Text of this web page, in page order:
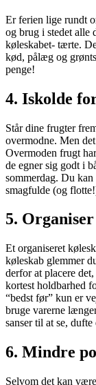
Er ferien lige rundt
og brug i stedet alle
køleskabet- tærte.
kød, pålæg og
penge!
4. Iskolde
Står dine frugter
overmodne. Men
Overmoden frugt
de egner sig godt i
sommerdag. Du
smagfulde (og
5.
Et organiseret
køleskab glemmer
derfor at placere
kortest holdbarhed
“bedst før” kun er
bruge varerne
sanser til at se,
6. Mindre
Selvom det kan